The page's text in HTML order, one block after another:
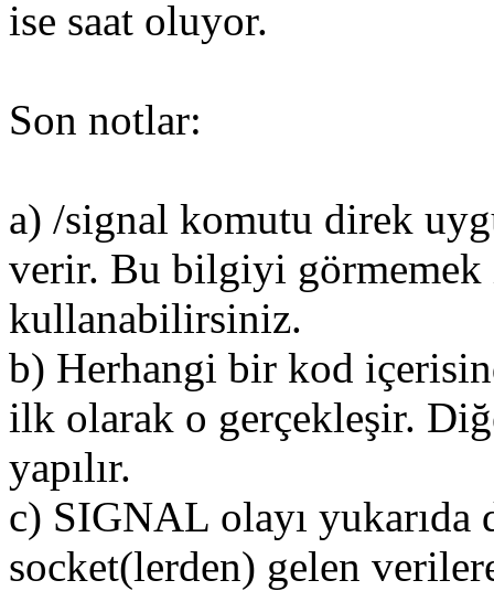
ise saat oluyor.
Son notlar:
a) /signal komutu direk
verir. Bu bilgiyi
kullanabilirsiniz.
b) Herhangi bir kod
ilk olarak o gerçekleşir.
yapılır.
c) SIGNAL olayı
socket(lerden) gelen